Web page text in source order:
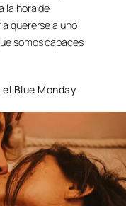
la hora de
quererse a uno
somos capaces
Blue Monday